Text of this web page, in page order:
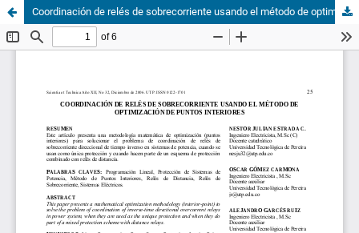
Coordinación de relés de sobrecorriente usando el método de optimización de puntos interiores